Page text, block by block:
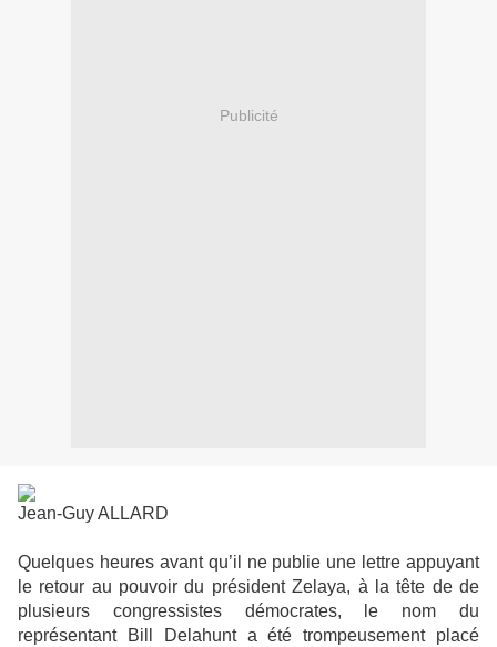
Publicité
Jean-Guy ALLARD
Quelques heures avant qu’il ne publie une lettre appuyant
le retour au pouvoir du président Zelaya, à la tête de de
plusieurs congressistes démocrates, le nom du
représentant Bill Delahunt a été trompeusement placé